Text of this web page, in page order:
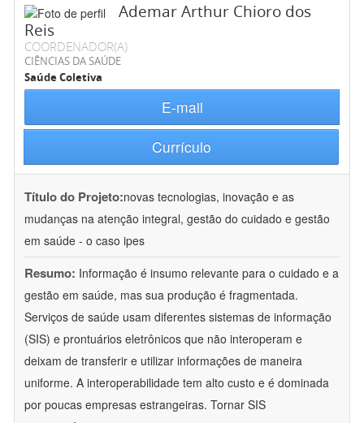
Ademar Arthur Chioro dos
Reis
COORDENADOR(A)
CIÊNCIAS DA SAÚDE
Saúde Coletiva
E-mail
Currículo
Título do Projeto:novas tecnologias, inovação e as
mudanças na atenção integral, gestão do cuidado e gestão
em saúde - o caso ipes
Resumo: Informação é insumo relevante para o cuidado e a
gestão em saúde, mas sua produção é fragmentada.
Serviços de saúde usam diferentes sistemas de informação
(SIS) e prontuários eletrônicos que não interoperam e
deixam de transferir e utilizar informações de maneira
uniforme. A interoperabilidade tem alto custo e é dominada
por poucas empresas estrangeiras. Tornar SIS